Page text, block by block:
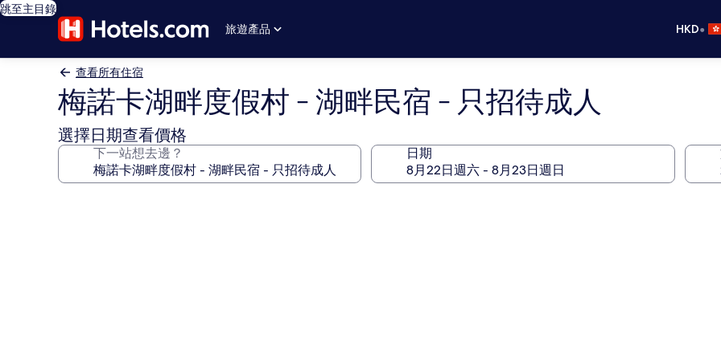
跳至主目錄
旅遊產品
HKD•
查看所有住宿
梅諾卡湖畔度假村 - 湖畔民宿 - 只招待成人
選擇日期查看價格
下一站想去邊？ 日期